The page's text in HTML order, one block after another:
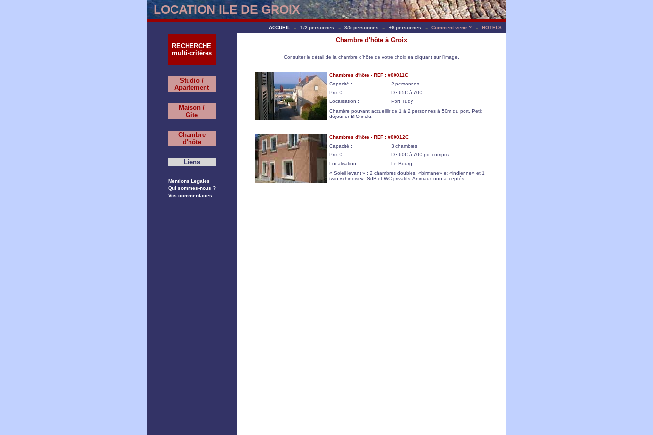
LOCATION ILE DE GROIX
ACCUEIL - 1/2 personnes - 3/5 personnes - +6 personnes - Comment venir ? - HOTELS
RECHERCHE
multi-critères
Studio /
Apartement
Maison /
Gite
Chambre
d'hôte
Liens
Mentions Legales
Qui sommes-nous ?
Vos commentaires
Chambre d'hôte à Groix
Consulter le détail de la chambre d'hôte de votre choix en cliquant sur l'image.
Chambres d'hôte - REF : #00011C
Capacité :
2 personnes
Prix € :
De 65€ à 70€
Localisation :
Port Tudy
Chambre pouvant accueillir de 1 à 2 personnes à 50m du port. Petit
déjeuner BIO inclu.
Chambres d'hôte - REF : #00012C
Capacité :
3 chambres
Prix € :
De 60€ à 70€ pdj compris
Localisation :
Le Bourg
« Soleil levant » : 2 chambres doubles, «birmane» et «indienne» et 1
twin «chinoise». SdB et WC privatifs. Animaux non acceptés .